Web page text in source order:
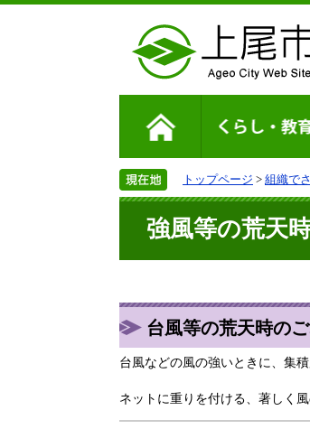
トップページ > 組織で
強風等の荒天
台風等の荒天時の
台風などの風の強いときに、集
ネットに重りを付ける、著しく